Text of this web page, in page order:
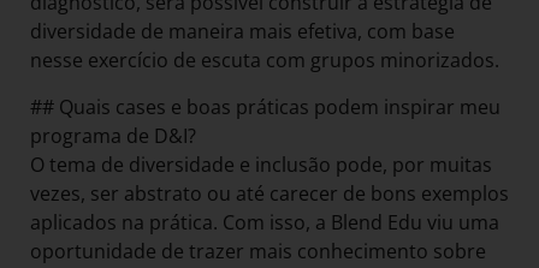
diversidade de maneira mais efetiva, com base
nesse exercício de escuta com grupos minorizados.
## Quais cases e boas práticas podem inspirar meu
programa de D&I?
O tema de diversidade e inclusão pode, por muitas
vezes, ser abstrato ou até carecer de bons exemplos
aplicados na prática. Com isso, a Blend Edu viu uma
oportunidade de trazer mais conhecimento sobre